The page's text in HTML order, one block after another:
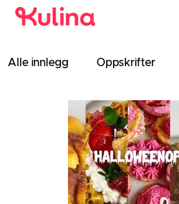
Alle innlegg Oppskrifter
Test Kunnskap